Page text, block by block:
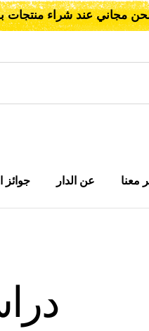
عند شراء منتجات بقيمة 1000
معنا عن الدار جوائز